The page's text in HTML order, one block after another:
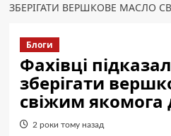
ЗБЕРІГАТИ ВЕРШКОВЕ МАСЛО
Блоги
Фахівці
зберігати
свіжим
2 роки тому назад